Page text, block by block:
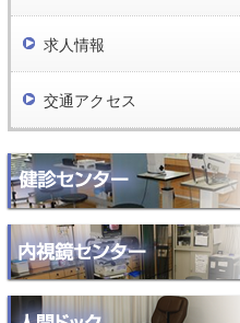
求人情報
交通アクセス